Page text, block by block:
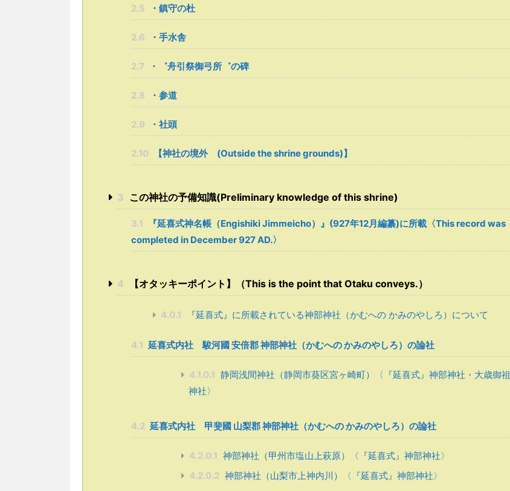
2.5 ・鎮守の杜
2.6 ・手水舎
2.7 ・゛舟引祭御弓所゛の碑
2.8 ・参道
2.9 ・社頭
2.10 【神社の境外 (Outside the shrine grounds)】
3 この神社の予備知識(Preliminary knowledge of this shrine)
3.1
『延喜式神名帳（Engishiki Jimmeicho）』(927年12月編纂)に所載〈This record was
completed in December 927 AD.〉
4 【オタッキーポイント】（This is the point that Otaku conveys.）
4.0.1 『延喜式』に所載されている神部神社（かむへの かみのやしろ）について
4.1 延喜式内社 駿河國 安倍郡 神部神社（かむへの かみのやしろ）の論社
4.1.0.1 静岡浅間神社（静岡市葵区宮ヶ崎町）〈『延喜式』神部神社・大歳御祖
神社〉
4.2 延喜式内社 甲斐國 山梨郡 神部神社（かむへの かみのやしろ）の論社
4.2.0.1 神部神社（甲州市塩山上萩原）〈『延喜式』神部神社〉
4.2.0.2 神部神社（山梨市上神内川）〈『延喜式』神部神社〉